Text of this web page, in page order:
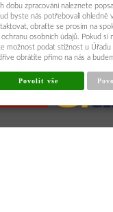
dobu zpracování naleznete
byste nás potřebovali ohledně
obraťte se prosím na
ochranu osobních údajů. Pokud si
možnost podat stížnost u
obrátíte přímo na nás a
Povolit vše